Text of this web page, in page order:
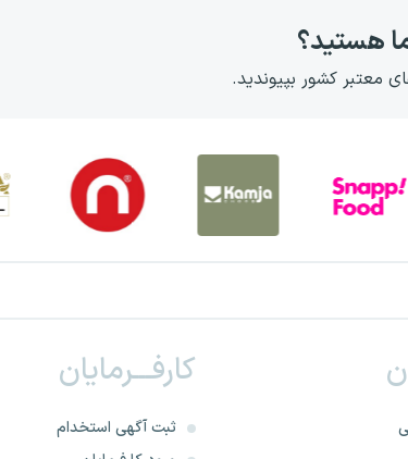
هستید؟
معتبر کشور بپیوندید.
کارفـــرمایان
ثبت آگهی استخدام